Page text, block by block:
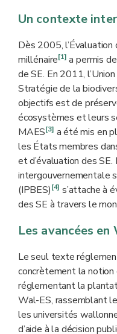
Un contexte
Dès 2005,
millénaire[1] a permis
de SE. En 2011,
Stratégie de la
objectifs est de
écosystèmes et leurs
MAES[3] a été mis en
les États membres
et d’évaluation des
intergouvernementale
(IPBES)[4] s’attache à
des SE à travers le
Les avancées
Le seul texte
concrètement la
réglementant la
Wal-ES, rassemblant
les universités
d’aide à la décision